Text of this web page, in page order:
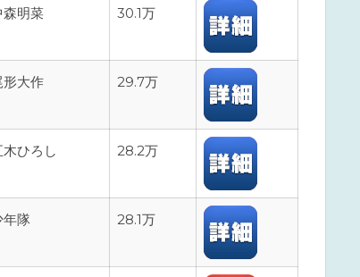
森明菜 30.1万
形大作 29.7万
木ひろし 28.2万
年隊 28.1万